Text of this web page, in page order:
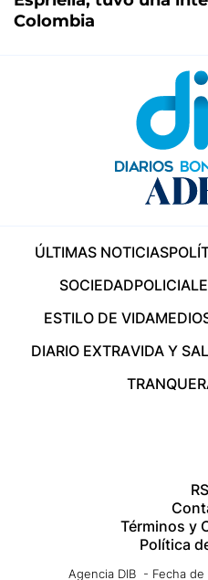
Colombia
ÚLTIMAS NOTICIAS
SOCIEDAD
ESTILO DE VIDA
DIARIO EXTRAVIDA Y
Términos y
Política
Agencia DIB - Fecha